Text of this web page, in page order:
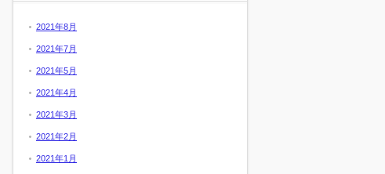
2021年8月
2021年7月
2021年5月
2021年4月
2021年3月
2021年2月
2021年1月